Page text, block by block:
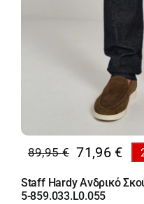
89,95€
Original
price
was:
71,96 €
Η
τρέχουσα
τιμή
Staff Hardy Ανδρικό
5-859.033.L0.055